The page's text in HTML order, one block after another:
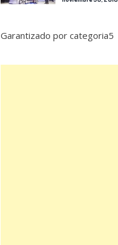
Garantizado por categoria5